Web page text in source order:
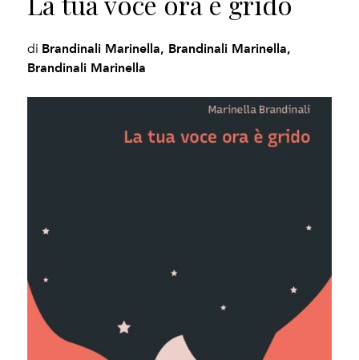
di Brandinali Marinella, Brandinali Marinella,
Brandinali Marinella